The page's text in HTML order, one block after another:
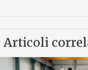
Articoli